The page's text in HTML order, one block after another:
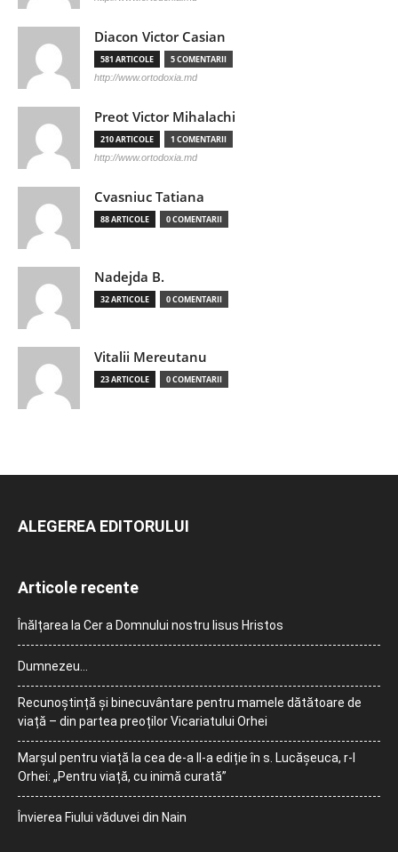
Diacon Victor Casian
581 ARTICOLE 5 COMENTARII
http://www.ortodoxia.md
Preot Victor Mihalachi
210 ARTICOLE 1 COMENTARII
http://www.ortodoxia.md
Cvasniuc Tatiana
88 ARTICOLE 0 COMENTARII
Nadejda B.
32 ARTICOLE 0 COMENTARII
Vitalii Mereutanu
23 ARTICOLE 0 COMENTARII
ALEGEREA EDITORULUI
Articole recente
Înălțarea la Cer a Domnului nostru Iisus Hristos
Dumnezeu…
Recunoștință și binecuvântare pentru mamele dătătoare de
viață – din partea preoților Vicariatului Orhei
Marșul pentru viață la cea de-a II-a ediție în s. Lucășeuca, r-l
Orhei: „Pentru viață, cu inimă curată”
Învierea Fiului văduvei din Nain